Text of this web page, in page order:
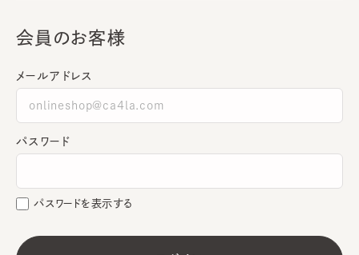
会員のお客様
メールアドレス
パスワード
パスワードを表示する